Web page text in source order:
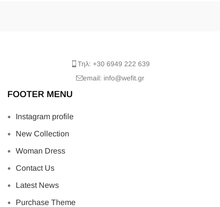
Τηλ: +30 6949 222 639
email: info@wefit.gr
FOOTER MENU
Instagram profile
New Collection
Woman Dress
Contact Us
Latest News
Purchase Theme